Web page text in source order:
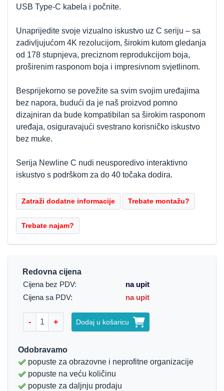
USB Type-C kabela i počnite.
Unaprijedite svoje vizualno iskustvo uz C seriju – sa
zadivljujućom 4K rezolucijom, širokim kutom gledanja
od 178 stupnjeva, preciznom reprodukcijom boja,
proširenim rasponom boja i impresivnom svjetlinom.
Besprijekorno se povežite sa svim svojim uređajima
bez napora, budući da je naš proizvod pomno
dizajniran da bude kompatibilan sa širokim rasponom
uređaja, osiguravajući svestrano korisničko iskustvo
bez muke.
Serija Newline C nudi neusporedivo interaktivno
iskustvo s podrškom za do 40 točaka dodira.
Redovna cijena
Cijena bez PDV:
na upit
Cijena sa PDV:
na upit
- + Dodaj u košaricu
Odobravamo
popuste za obrazovne i neprofitne organizacije
popuste na veću koliĉinu
popuste za daljnju prodaju